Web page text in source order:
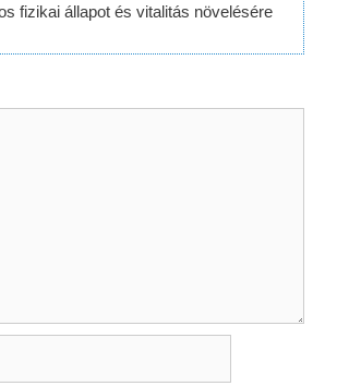
fizikai állapot és vitalitás növelésére